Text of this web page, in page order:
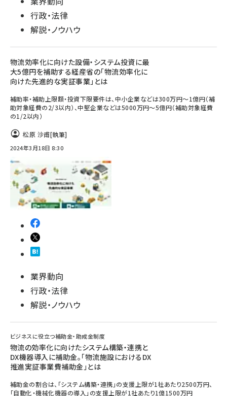
行政・法律
解説・ノウハウ
物流効率化に向けた設備・システム投資に最
大5億円を補助する経産省の「物流効率化に
向けた先進的な実証事業」とは
補助率・補助上限額・投資下限要件は、中小企業などは300万円～1億円（補
助対象経費の2/3以内）、中堅企業などは5000万円～5億円（補助対象経費
の1/2以内）
松原 沙甫[執筆]
2024年3月18日 8:30
業界動向
行政・法律
解説・ノウハウ
ビジネスに役立つ補助金・助成金制度
物流の効率化に向けたシステム構築・連携と
DX機器導入に補助金。「物流施設におけるDX
推進実証事業費補助金」とは
補助金の割合は、「システム構築・連携」の支援上限が1社あたり2500万円、
「自動化・機械化機器の導入」の支援上限が1社あたり1億1500万円